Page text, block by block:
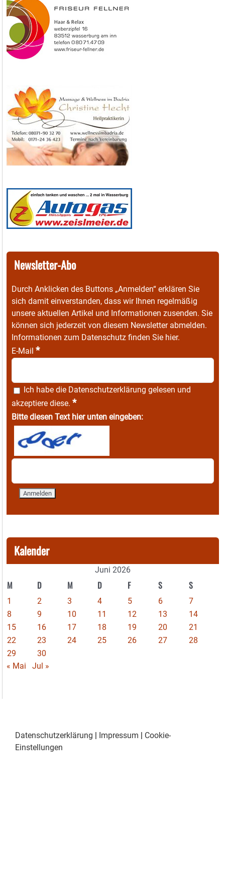
Newsletter-Abo
Durch Anklicken des Buttons „Anmelden“ erklären Sie
sich damit einverstanden, dass wir Ihnen regelmäßig
unsere aktuellen Artikel und Informationen zusenden. Sie
können sich jederzeit von diesem Newsletter abmelden.
Informationen zum Datenschutz finden Sie hier.
E-Mail *
Ich habe die Datenschutzerklärung gelesen und
akzeptiere diese. *
Bitte diesen Text hier unten eingeben:
Kalender
Juni 2026
M D M D F S S
1 2 3 4 5 6
7
8
9 10 11 12 13
14
15
16 17 18 19 20
21
22
23 24 25 26 27
28
29
30
« Mai
Jul »
Datenschutzerklärung Impressum
Cookie-
Einstellungen